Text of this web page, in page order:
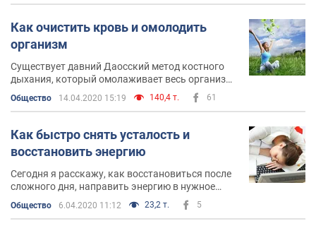
Как очистить кровь и омолодить
организм
Существует давний Даосский метод костного
дыхания, который омолаживает весь организм.
Это дыхательный комплекс упражнений Цигун
Общество 14.04.2020 15:19 140,4 т. 61
Как быстро снять усталость и
восстановить энергию
Сегодня я расскажу, как восстановиться после
сложного дня, направить энергию в нужное
русло и выйти из состояния стресса и депрессии
Общество 6.04.2020 11:12 23,2 т. 5